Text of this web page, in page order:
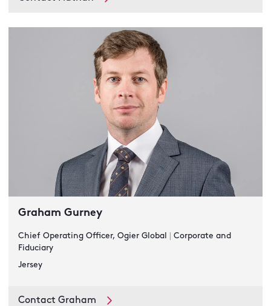
Graham Gurney
Chief Operating Officer, Ogier Global
Corporate and
Fiduciary
Jersey
Contact Graham